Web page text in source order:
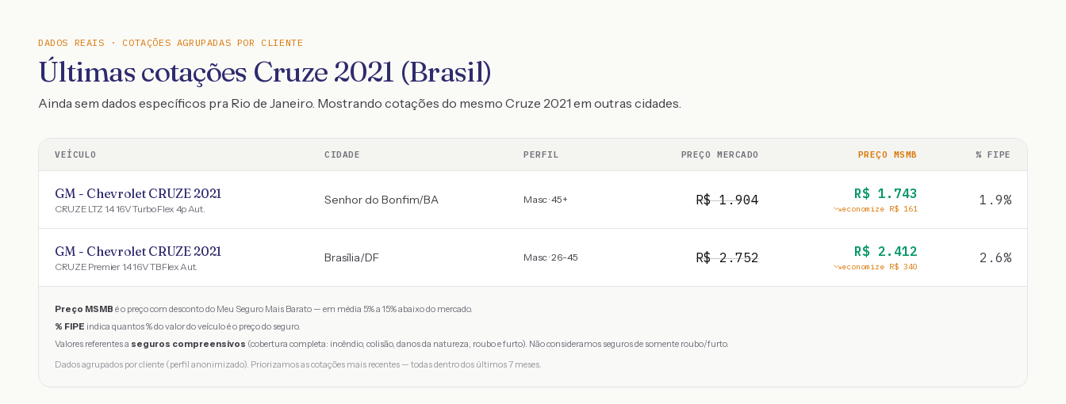
DADOS REAIS · COTAÇÕES AGRUPADAS POR CLIENTE
Últimas cotações Cruze 2021 (Brasil)
Ainda sem dados específicos pra Rio de Janeiro. Mostrando cotações do mesmo Cruze 2021 em outras cidades.
VEÍCULO CIDADE PERFIL PREÇO MERCADO PREÇO MSMB % FIPE
GM - Chevrolet CRUZE 2021
CRUZE LTZ 1.4 16V Turbo Flex 4p Aut.
Senhor do Bonfim/BA Masc · 45+ R$1.904 R$ 1.743
economize R$ 161
1.9%
GM - Chevrolet CRUZE 2021
CRUZE Premier 1.4 16V TB Flex Aut.
Brasília/DF Masc · 26-45 R$2.752 R$ 2.412
economize R$ 340
2.6%
Preço MSMB é o preço com desconto do Meu Seguro Mais Barato — em média 5% a 15% abaixo do mercado.
% FIPE indica quantos % do valor do veículo é o preço do seguro.
Valores referentes a seguros compreensivos (cobertura completa: incêndio, colisão, danos da natureza, roubo e furto). Não consideramos seguros de somente roubo/furto.
Dados agrupados por cliente (perfil anonimizado). Priorizamos as cotações mais recentes — todas dentro dos últimos 7 meses.